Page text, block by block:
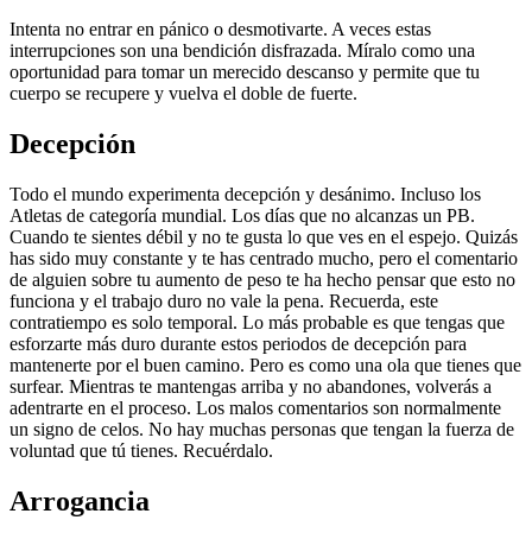
Intenta no entrar en pánico o desmotivarte. A veces estas
interrupciones son una bendición disfrazada. Míralo como una
oportunidad para tomar un merecido descanso y permite que tu
cuerpo se recupere y vuelva el doble de fuerte.
Decepción
Todo el mundo experimenta decepción y desánimo. Incluso los
Atletas de categoría mundial. Los días que no alcanzas un PB.
Cuando te sientes débil y no te gusta lo que ves en el espejo. Quizás
has sido muy constante y te has centrado mucho, pero el comentario
de alguien sobre tu aumento de peso te ha hecho pensar que esto no
funciona y el trabajo duro no vale la pena. Recuerda, este
contratiempo es solo temporal. Lo más probable es que tengas que
esforzarte más duro durante estos periodos de decepción para
mantenerte por el buen camino. Pero es como una ola que tienes que
surfear. Mientras te mantengas arriba y no abandones, volverás a
adentrarte en el proceso. Los malos comentarios son normalmente
un signo de celos. No hay muchas personas que tengan la fuerza de
voluntad que tú tienes. Recuérdalo.
Arrogancia